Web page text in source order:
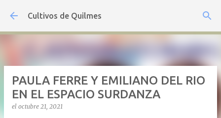
Ir al contenido principal
Cultivos de Quilmes
PAULA FERRE Y EMILIANO DEL RIO
EN EL ESPACIO SURDANZA
el octubre 21, 2021